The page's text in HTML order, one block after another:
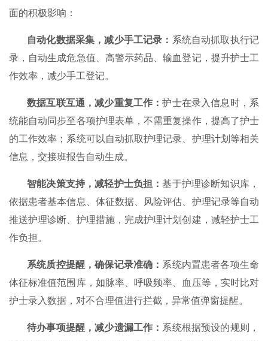
面的积极影响：
自动化数据采集，减少手工记录： 系统自动抓取执行记
录，自动生成危急值、高警示药品、输血登记，提升护士工
作效率，减少手工登记。
数据互联互通，减少重复工作：护士在录入信息时，系
统能自动同步至各项护理表单，不需重复操作，提高了护士
的工作效率；系统可以自动抓取护理记录、护理计划等相关
信息，交接班报告自动生成。
智能决策支持，减轻护士负担：基于护理诊断知识库，
依据患者基本信息、体征数据、风险评估、护理记录等自动
推送护理诊断、护理措施，完成护理计划创建，减轻护士工
作负担。
系统质控提醒，确保记录准确： 系统内置患者各项生命
体征标准值范围库，如脉率、呼吸频率、血压等，实时比对
护士录入数据，对不合理值进行拦截，异常值弹窗提醒。
待办事项提醒，减少遗漏工作： 系统根据预设的规则，